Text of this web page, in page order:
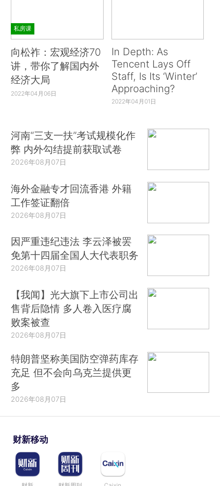
私房课
向松祚：宏观经济70
讲，带你了解国内外
经济大局
2022年04月06日
In Depth: As
Tencent Lays Off
Staff, Is Its ‘Winter’
Approaching?
2022年04月01日
河南“三支一扶”考试规模化作
弊 内外勾结提前获取试卷
2026年08月07日
海外金融专才回流香港 外籍
工作签证翻倍
2026年08月07日
因严重违纪违法 李云泽被罢
免第十四届全国人大代表职务
2026年08月07日
【我闻】光大旗下上市公司出
售背后隐情 多人卷入医疗腐
败案被查
2026年08月07日
特朗普坚称美国防空弹药库存
充足 但不会向乌克兰提供更
多
2026年08月07日
财新移动